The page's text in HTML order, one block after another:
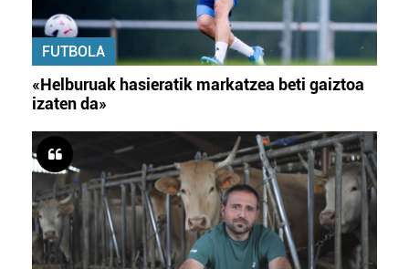
FUTBOLA
«Helburuak hasieratik markatzea beti gaiztoa
izaten da»